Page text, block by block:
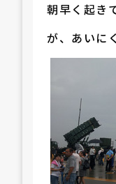
朝早く起き
が、あいに